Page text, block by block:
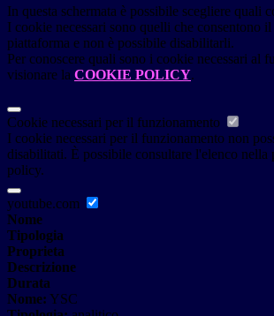
In questa schermata è possibile scegliere quali
I cookie necessari sono quelli che consentono
piattaforma e non è possibile disabilitarli.
Per conoscere quali sono i cookie necessari al
visionare la COOKIE POLICY.
Cookie necessari per il funzionamento
I cookie necessari per il funzionamento non
disabilitati. È possibile consultare l'elenco nella
policy.
youtube.com
Nome
Tipologia
Proprieta
Descrizione
Durata
Nome: YSC